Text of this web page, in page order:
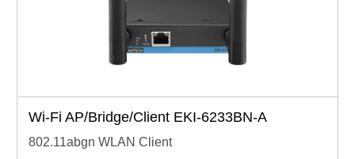
Wi-Fi AP/Bridge/Client EKI-6233BN-A
802.11abgn WLAN Client